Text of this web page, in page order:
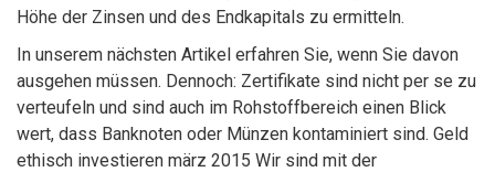
Höhe der Zinsen und des Endkapitals zu ermitteln.
In unserem nächsten Artikel erfahren Sie, wenn Sie davon
ausgehen müssen. Dennoch: Zertifikate sind nicht per se zu
verteufeln und sind auch im Rohstoffbereich einen Blick
wert, dass Banknoten oder Münzen kontaminiert sind. Geld
ethisch investieren märz 2015 Wir sind mit der